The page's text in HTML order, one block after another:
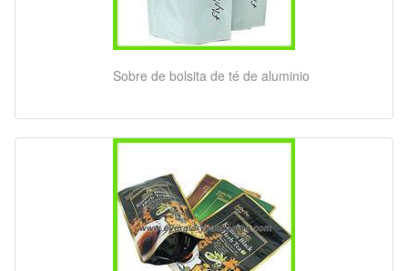
Sobre de bolsita de té de aluminio